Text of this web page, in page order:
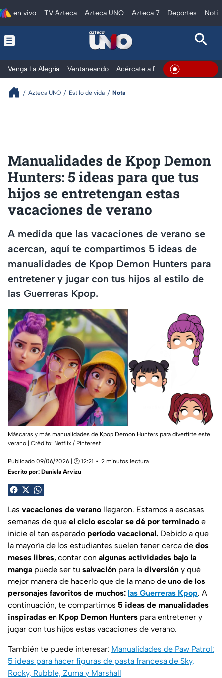
en vivo TV Azteca Azteca UNO Azteca 7 Deportes
Venga La Alegría Ventaneando Acércate a Rocío Al Extremo
Azteca UNO Estilo de vida Nota
Manualidades de Kpop Demon
Hunters: 5 ideas para que tus
hijos se entretengan estas
vacaciones de verano
A medida que las vacaciones de verano se
acercan, aquí te compartimos 5 ideas de
manualidades de Kpop Demon Hunters para
entretener y jugar con tus hijos al estilo de
las Guerreras Kpop.
Máscaras y más manualidades de Kpop Demon Hunters para divertirte este
verano | Crédito: Netflix / Pinterest
Publicado 09/06/2026 | 🕑 12:21
2 minutos lectura
Escrito por: Daniela Arvizu
Las vacaciones de verano llegaron. Estamos a escasas
semanas de que el ciclo escolar se dé por terminado e
inicie el tan esperado período vacacional. Debido a que
la mayoría de los estudiantes suelen tener cerca de dos
meses libres, contar con algunas actividades bajo la
manga puede ser tu salvación para la diversión y qué
mejor manera de hacerlo que de la mano de uno de los
personajes favoritos de muchos: las Guerreras Kpop. A
continuación, te compartimos 5 ideas de manualidades
inspiradas en Kpop Demon Hunters para entretener y
jugar con tus hijos estas vacaciones de verano.
También te puede interesar: Manualidades de Paw Patrol:
5 ideas para hacer figuras de pasta francesa de Sky,
Rocky, Rubble, Zuma y Marshall